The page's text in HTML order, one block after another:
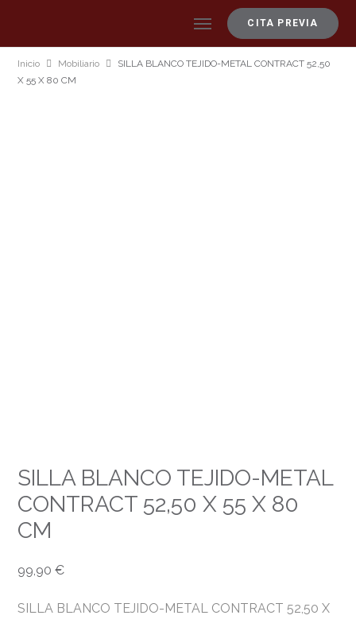
CITA PREVIA
Inicio Mobiliario
SILLA BLANCO TEJIDO-METAL CONTRACT 52,50
X 55 X 80 CM
SILLA BLANCO TEJIDO-METAL
CONTRACT 52,50 X 55 X 80
CM
99,90€
SILLA BLANCO TEJIDO-METAL CONTRACT 52,50 X